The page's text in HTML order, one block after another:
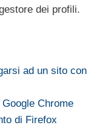
dei profili.
ad un sito con
Chrome
di Firefox